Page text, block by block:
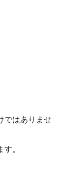
ではありませ
。